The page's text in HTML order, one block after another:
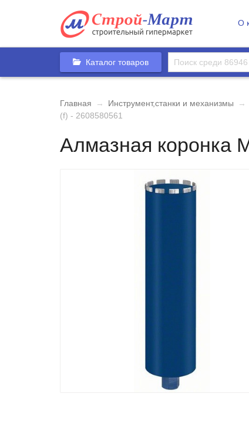
О
Каталог товаров
Главная → Инструмент,станки и механизмы →
(f) - 2608580561
Алмазная коронка